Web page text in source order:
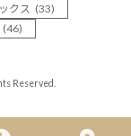
クス (33)
(46)
Reserved.